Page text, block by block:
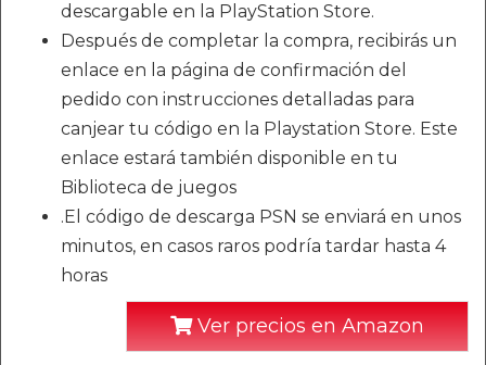
descargable en la PlayStation Store.
Después de completar la compra, recibirás un
enlace en la página de confirmación del
pedido con instrucciones detalladas para
canjear tu código en la Playstation Store. Este
enlace estará también disponible en tu
Biblioteca de juegos
.El código de descarga PSN se enviará en unos
minutos, en casos raros podría tardar hasta 4
horas
Ver precios en Amazon